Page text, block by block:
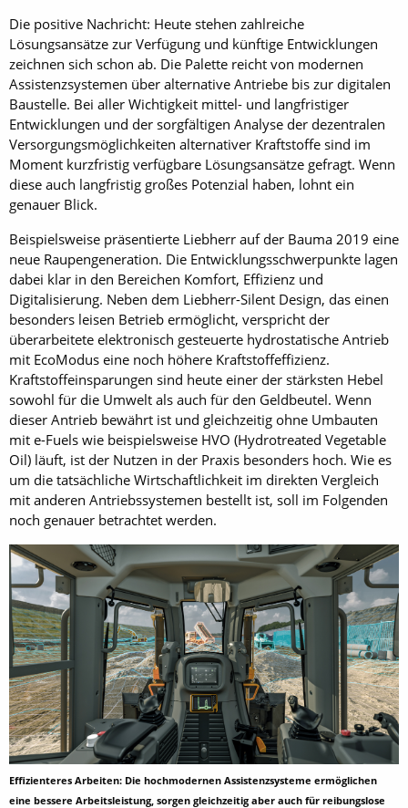
Die positive Nachricht: Heute stehen zahlreiche
Lösungsansätze zur Verfügung und künftige Entwicklungen
zeichnen sich schon ab. Die Palette reicht von modernen
Assistenzsystemen über alternative Antriebe bis zur digitalen
Baustelle. Bei aller Wichtigkeit mittel- und langfristiger
Entwicklungen und der sorgfältigen Analyse der dezentralen
Versorgungsmöglichkeiten alternativer Kraftstoffe sind im
Moment kurzfristig verfügbare Lösungsansätze gefragt. Wenn
diese auch langfristig großes Potenzial haben, lohnt ein
genauer Blick.
Beispielsweise präsentierte Liebherr auf der Bauma 2019 eine
neue Raupengeneration. Die Entwicklungsschwerpunkte lagen
dabei klar in den Bereichen Komfort, Effizienz und
Digitalisierung. Neben dem Liebherr-­Silent Design, das einen
besonders leisen Betrieb ermöglicht, verspricht der
überarbeitete elektronisch gesteuerte hydrostatische Antrieb
mit EcoModus eine noch höhere Kraftstoffeffizienz.
Kraftstoffeinsparungen sind heute einer der stärksten Hebel
sowohl für die Umwelt als auch für den Geldbeutel. Wenn
dieser Antrieb bewährt ist und gleichzeitig ohne Umbauten
mit e-Fuels wie ­beispielsweise HVO (Hydrotreated Vegetable
Oil) läuft, ist der Nutzen in der Praxis besonders hoch. Wie es
um die tatsächliche Wirtschaftlichkeit im direkten Vergleich
mit anderen Antriebssystemen bestellt ist, soll im Folgenden
noch genauer betrachtet werden.
Effizienteres Arbeiten: Die hochmodernen Assistenzsysteme ermöglichen
eine bessere Arbeitsleistung, sorgen gleichzeitig aber auch für reibungslose